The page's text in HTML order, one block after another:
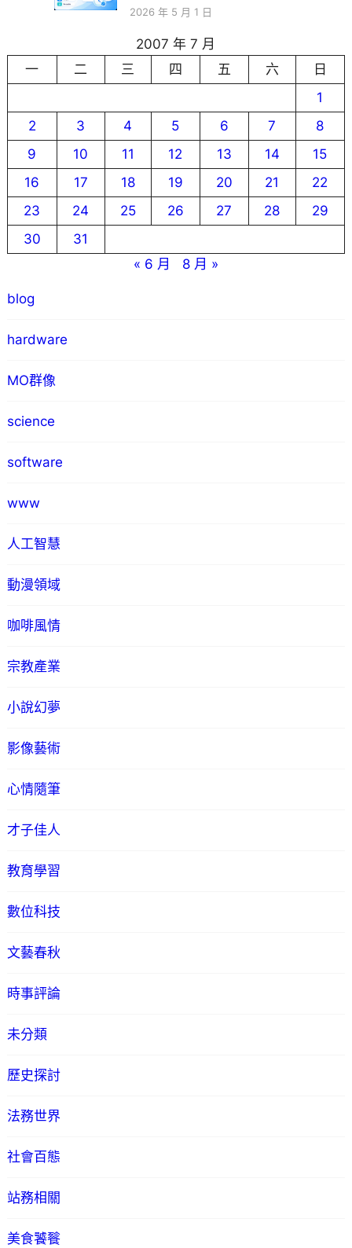
2026 年 5 月 1 日
2007 年 7 月
一
二 三 四 五 六
日
1
2
3 4 5 6 7
8
9
10 11 12 13 14
15
16
17 18 19 20 21
22
23
24 25 26 27 28
29
30
31
« 6 月
8 月 »
blog
hardware
MO群像
science
software
www
人工智慧
動漫領域
咖啡風情
宗教產業
小說幻夢
影像藝術
心情隨筆
才子佳人
教育學習
數位科技
文藝春秋
時事評論
未分類
歷史探討
法務世界
社會百態
站務相關
美食饕餮